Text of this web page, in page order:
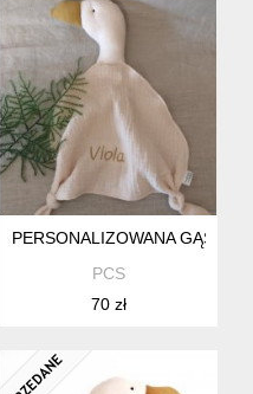
PRZYTULANKA DLA
PERSONALIZOWANA GĄSKA
PCS
70 zł